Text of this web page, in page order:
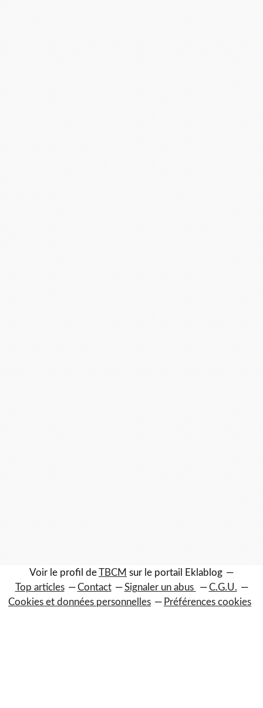
Voir le profil deTBCM sur le portail Eklablog
Top articles
Contact Signaler un abus
C.G.U.
Cookies et données personnelles
Préférences cookies